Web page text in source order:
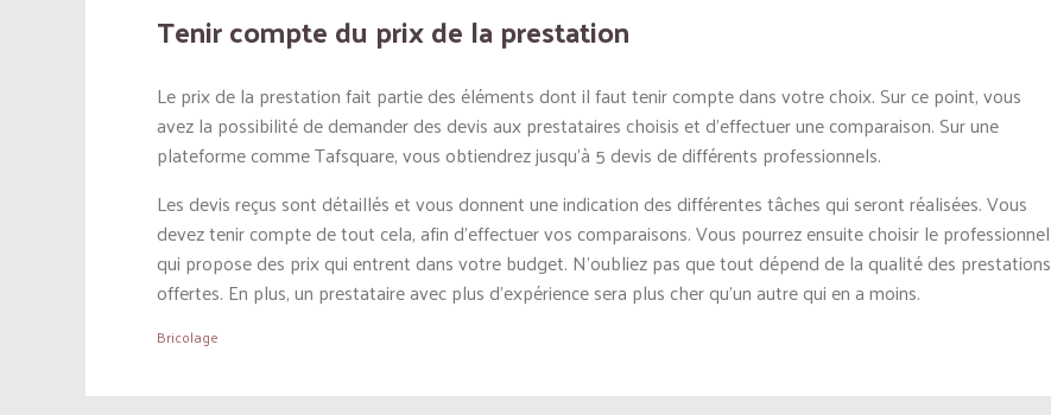
Tenir compte du prix de la prestation
Le prix de la prestation fait partie des éléments dont il faut tenir compte dans votre choix. Sur ce point, vous
avez la possibilité de demander des devis aux prestataires choisis et d’effectuer une comparaison. Sur une
plateforme comme Tafsquare, vous obtiendrez jusqu’à 5 devis de différents professionnels.
Les devis reçus sont détaillés et vous donnent une indication des différentes tâches qui seront réalisées. Vous
devez tenir compte de tout cela, afin d’effectuer vos comparaisons. Vous pourrez ensuite choisir le professionnel
qui propose des prix qui entrent dans votre budget. N’oubliez pas que tout dépend de la qualité des prestations
offertes. En plus, un prestataire avec plus d’expérience sera plus cher qu’un autre qui en a moins.
Bricolage